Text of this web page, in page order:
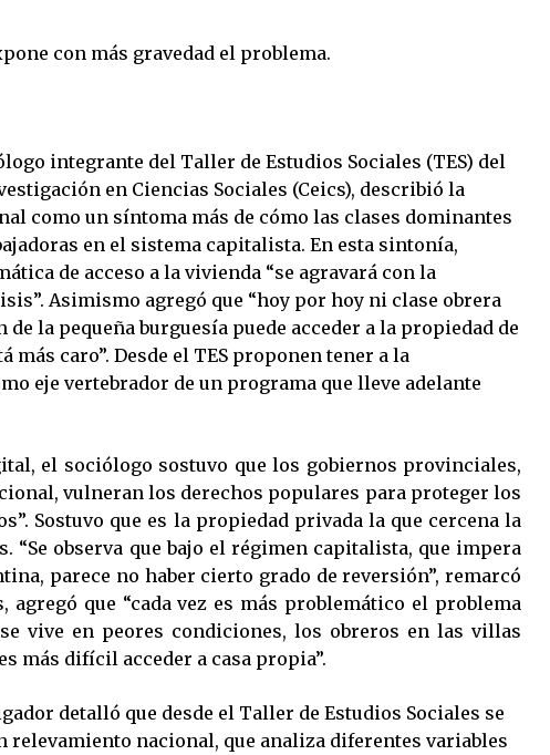
con más gravedad el problema.
integrante del Taller de Estudios Sociales (TES) del
en Ciencias Sociales (Ceics), describió la
como un síntoma más de cómo las clases dominantes
en el sistema capitalista. En esta sintonía,
de acceso a la vivienda “se agravará con la
Asimismo agregó que “hoy por hoy ni clase obrera
la pequeña burguesía puede acceder a la propiedad de
más caro”. Desde el TES proponen tener a la
eje vertebrador de un programa que lleve adelante
el sociólogo sostuvo que los gobiernos provinciales,
vulneran los derechos populares para proteger los
Sostuvo que es la propiedad privada la que cercena la
“Se observa que bajo el régimen capitalista, que impera
parece no haber cierto grado de reversión”, remarcó
agregó que “cada vez es más problemático el problema
vive en peores condiciones, los obreros en las villas
más difícil acceder a casa propia”.
detalló que desde el Taller de Estudios Sociales se
relevamiento nacional, que analiza diferentes variables